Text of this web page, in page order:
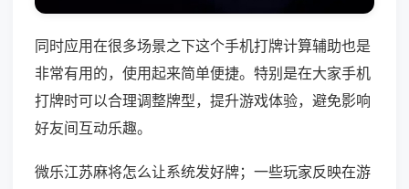
同时应用在很多场景之下这个手机打牌计算辅助也是
非常有用的，使用起来简单便捷。特别是在大家手机
打牌时可以合理调整牌型，提升游戏体验，避免影响
好友间互动乐趣。
微乐江苏麻将怎么让系统发好牌；一些玩家反映在游